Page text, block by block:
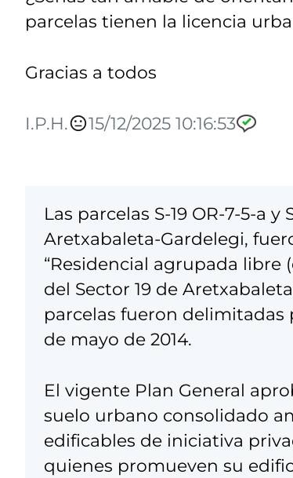
parcelas tienen la licencia
Gracias a todos
I.P.H. 15/12/2025 10:16:53
Las parcelas S-19 OR-7-5-a
Aretxabaleta-Gardelegi,
“Residencial agrupada libre
del Sector 19 de
parcelas fueron delimitadas
de mayo de 2014.
El vigente Plan General
suelo urbano consolidado
edificables de iniciativa
quienes promueven su